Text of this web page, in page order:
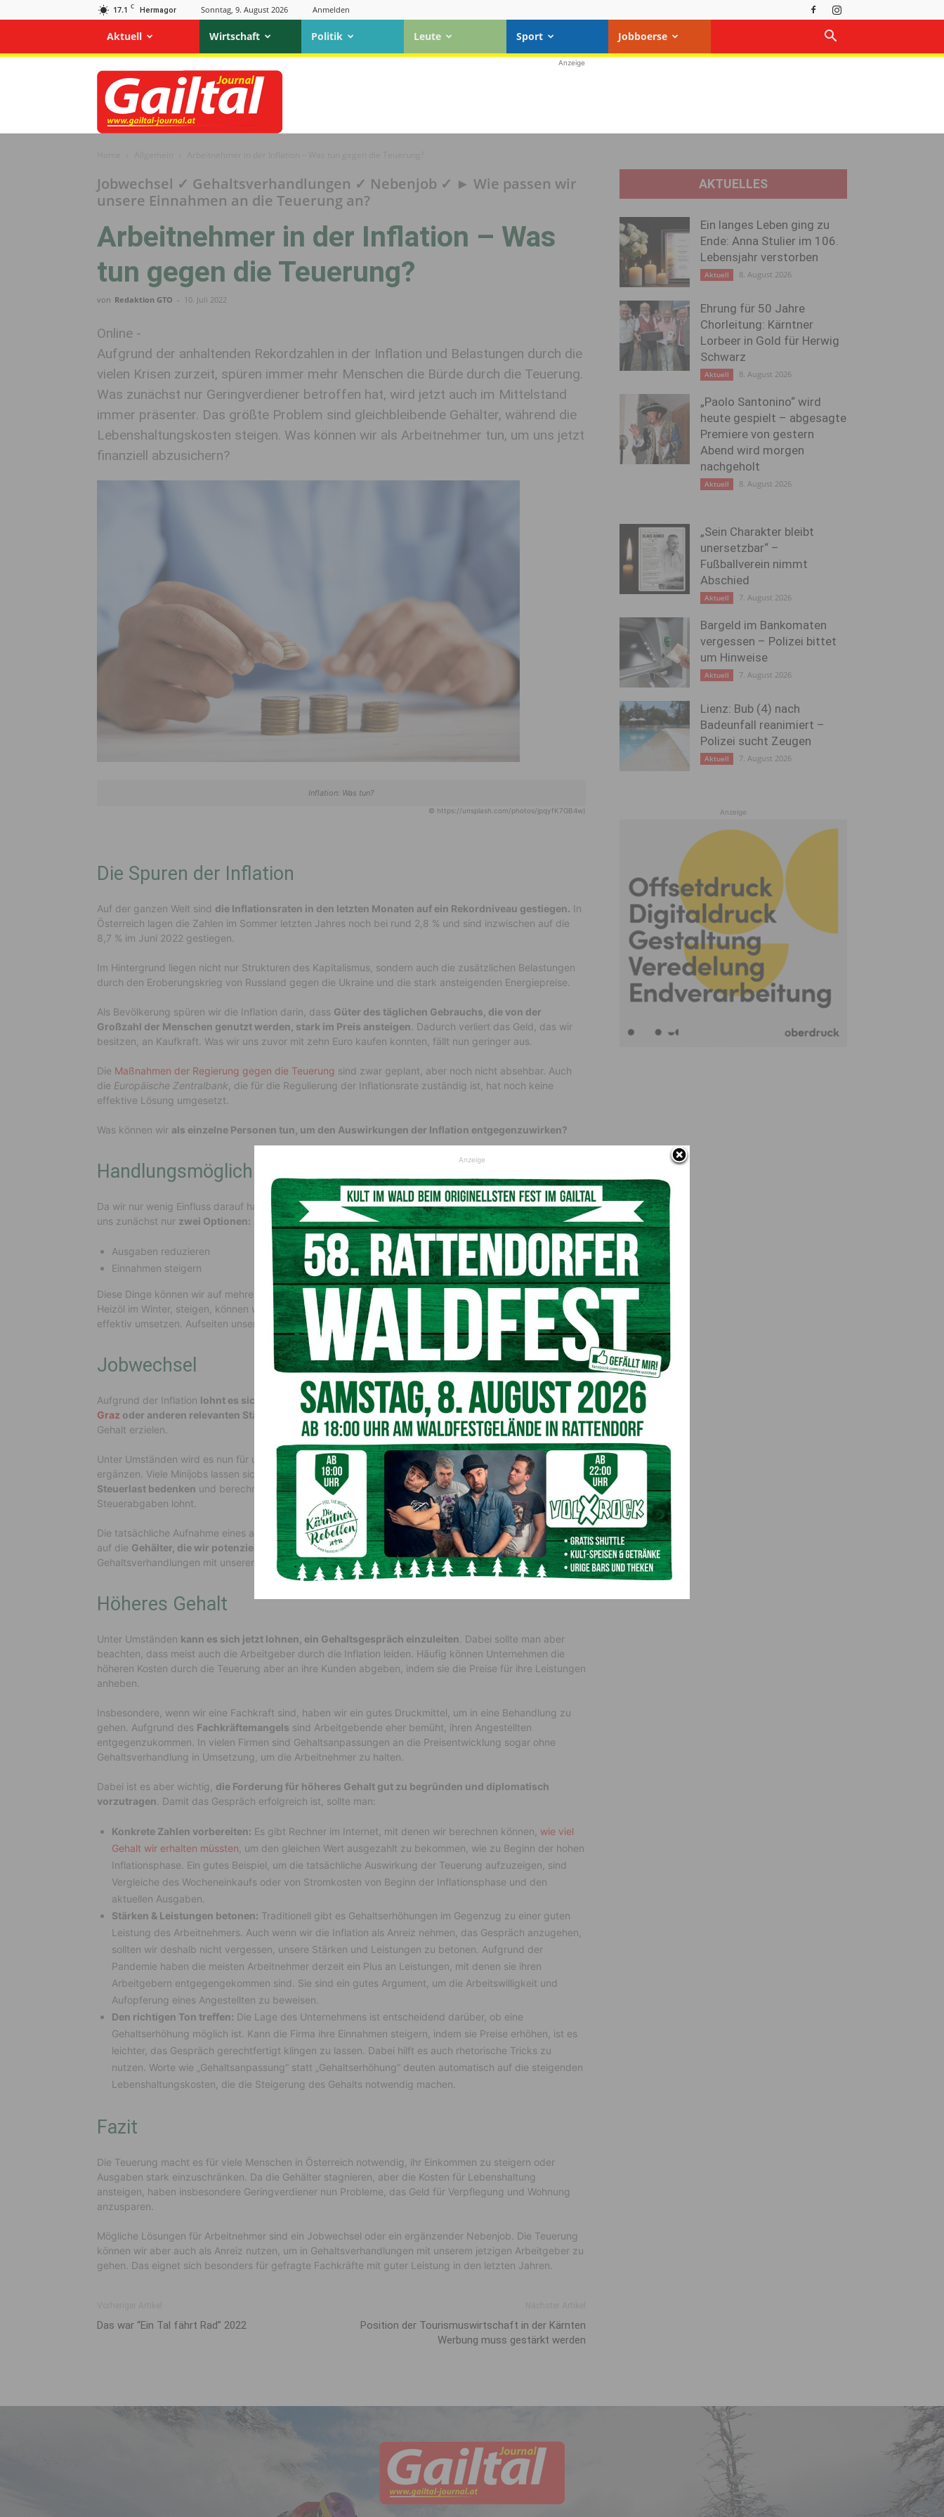
17.1 C Hermagor Sonntag, 9. August 2026 Anmelden
Aktuell Wirtschaft Politik Leute Sport Jobboerse
Gailtal
Journal
Anzeige
Jobwechsel ✓ Gehaltsverhandlungen ✓ Nebenjob ✓ ► Wie passen wir
unsere Einnahmen an die Teuerung an?
Arbeitnehmer in der Inflation – Was
tun gegen die Teuerung?
von Redaktion GTO - 10. Juli 2022
Online -
Aufgrund der anhaltenden Rekordzahlen in der Inflation und Belastungen durch die
vielen Krisen zurzeit, spüren immer mehr Menschen die Bürde durch die Teuerung.
Was zunächst nur Geringverdiener betroffen hat, wird jetzt auch im Mittelstand
immer präsenter. Das größte Problem sind gleichbleibende Gehälter, während die
Lebenshaltungskosten steigen. Was können wir als Arbeitnehmer tun, um uns jetzt
finanziell abzusichern?
Inflation: Was tun?
© https://unsplash.com/photos/jpqyfK7GB4w)
Die Spuren der Inflation
Auf der ganzen Welt sind die Inflationsraten in den letzten Monaten auf ein Rekordniveau gestiegen. In
Österreich lagen die Zahlen im Sommer letzten Jahres noch bei rund 2,8 % und sind inzwischen auf die
8,7 % im Juni 2022 gestiegen.
Im Hintergrund liegen nicht nur Strukturen des Kapitalismus, sondern auch die zusätzlichen Belastungen
durch den Eroberungskrieg von Russland gegen die Ukraine und die stark ansteigenden Energiepreise.
Als Bevölkerung spüren wir die Inflation darin, dass Güter des täglichen Gebrauchs, die von der
Großzahl der Menschen genutzt werden, stark im Preis ansteigen . Dadurch verliert das Geld, das wir
besitzen, an Kaufkraft. Was wir uns zuvor mit zehn Euro kaufen konnten, fällt nun geringer aus.
Die Maßnahmen der Regierung gegen die Teuerung sind zwar geplant, aber noch nicht absehbar. Auch
die Europäische Zentralbank , die für die Regulierung der Inflationsrate zuständig ist, hat noch keine
effektive Lösung umgesetzt.
Was können wir als einzelne Personen tun, um den Auswirkungen der Inflation entgegenzuwirken?
Handlungsmöglichkeiten für Arbeitnehmer
Da wir nur wenig Einfluss darauf haben, wie sich der Wert unserer Währung und Güter entwickelt, bleiben
uns zunächst nur zwei Optionen:
Ausgaben reduzieren
Einnahmen steigern
Diese Dinge können wir auf mehreren Wegen erreichen. Da die Kosten für notwendige Ausgaben,
wie
Heizöl im Winter, steigen, können wir die Einsparungen von Ausgaben nur bis zu einem bestimmten Grad
effektiv umsetzen. Aufseiten unserer Einnahmen haben wir eventuell bessere Karten.
Jobwechsel
Aufgrund der Inflation lohnt es sich derzeit nicht nur für Arbeitslose in Österreich, sich nach
Jobs in
Graz oder anderen relevanten Städten umzuschauen. Das Ziel ist eine Beschäftigung, in der wir mehr
Gehalt erzielen.
Unter Umständen wird es nun für uns notwendig, unsere Hauptbeschäftigung durch Nebenjobs zu
ergänzen. Viele Minijobs lassen sich heute bequem von zu Hause aus erledigen. Dabei sollte man aber
Steuerlast bedenken und berechnen, inwiefern sich das zusätzliche Einkommen anhand der
Steuerabgaben lohnt.
Die tatsächliche Aufnahme eines anderen Jobs ist dabei nicht unbedingt das Endziel. Mit einem Überblick
auf die Gehälter, die wir potenziell erzielen können, haben wir auch mehr Druckmaterial, um in
Gehaltsverhandlungen mit unserem derzeitigen Arbeitgeber zu gehen.
Höheres Gehalt
Unter Umständen kann es sich jetzt lohnen, ein Gehaltsgespräch einzuleiten . Dabei sollte man aber
beachten, dass meist auch die Arbeitgeber durch die Inflation leiden. Häufig können Unternehmen die
höheren Kosten durch die Teuerung aber an ihre Kunden abgeben, indem sie die Preise für ihre Leistungen
anheben.
Insbesondere, wenn wir eine Fachkraft sind, haben wir ein gutes Druckmittel, um in eine Behandlung zu
gehen. Aufgrund des Fachkräftemangels sind Arbeitgebende eher bemüht, ihren Angestellten
entgegenzukommen. In vielen Firmen sind Gehaltsanpassungen an die Preisentwicklung sogar ohne
Gehaltsverhandlung in Umsetzung, um die Arbeitnehmer zu halten.
Dabei ist es aber wichtig, die Forderung für höheres Gehalt gut zu begründen und diplomatisch
vorzutragen . Damit das Gespräch erfolgreich ist, sollte man:
Konkrete Zahlen vorbereiten: Es gibt Rechner im Internet, mit denen wir berechnen können, wie viel
Gehalt wir erhalten müssten , um den gleichen Wert ausgezahlt zu bekommen, wie zu Beginn der hohen
Inflationsphase. Ein gutes Beispiel, um die tatsächliche Auswirkung der Teuerung aufzuzeigen, sind
Vergleiche des Wocheneinkaufs oder von Stromkosten von Beginn der Inflationsphase und den
aktuellen Ausgaben.
Stärken & Leistungen betonen: Traditionell gibt es Gehaltserhöhungen im Gegenzug zu einer guten
Leistung des Arbeitnehmers. Auch wenn wir die Inflation als Anreiz nehmen, das Gespräch anzugehen,
sollten wir deshalb nicht vergessen, unsere Stärken und Leistungen zu betonen. Aufgrund der
Pandemie haben die meisten Arbeitnehmer derzeit ein Plus an Leistungen, mit denen sie ihren
Arbeitgebern entgegengekommen sind. Sie sind ein gutes Argument, um die Arbeitswilligkeit und
Aufopferung eines Angestellten zu beweisen.
Den richtigen Ton treffen: Die Lage des Unternehmens ist entscheidend darüber, ob eine
Gehaltserhöhung möglich ist. Kann die Firma ihre Einnahmen steigern, indem sie Preise erhöhen, ist es
leichter, das Gespräch gerechtfertigt klingen zu lassen. Dabei hilft es auch rhetorische Tricks zu
nutzen. Worte wie „Gehaltsanpassung“ statt „Gehaltserhöhung“ deuten automatisch auf die steigenden
Lebenshaltungskosten, die die Steigerung des Gehalts notwendig machen.
Fazit
Die Teuerung macht es für viele Menschen in Österreich notwendig, ihr Einkommen zu steigern oder
Ausgaben stark einzuschränken. Da die Gehälter stagnieren, aber die Kosten für Lebenshaltung
ansteigen, haben insbesondere Geringverdiener nun Probleme, das Geld für Verpflegung und Wohnung
anzusparen.
Mögliche Lösungen für Arbeitnehmer sind ein Jobwechsel oder ein ergänzender Nebenjob. Die Teuerung
können wir aber auch als Anreiz nutzen, um in Gehaltsverhandlungen mit unserem jetzigen Arbeitgeber zu
gehen. Das eignet sich besonders für gefragte Fachkräfte mit guter Leistung in den letzten Jahren.
Das war “Ein Tal fährt Rad” 2022
Position der Tourismuswirtschaft in der Kärnten
Werbung muss gestärkt werden
AKTUELLES
Ein langes Leben ging zu
Ende: Anna Stulier im 106.
Lebensjahr verstorben
Aktuell 8. August 2026
Ehrung für 50 Jahre
Chorleitung: Kärntner
Lorbeer in Gold für Herwig
Schwarz
Aktuell 8. August 2026
„Paolo Santonino“ wird
heute gespielt – abgesagte
Premiere von gestern
Abend wird morgen
nachgeholt
Aktuell 8. August 2026
„Sein Charakter bleibt
unersetzbar“ –
Fußballverein nimmt
Abschied
Aktuell 7. August 2026
Bargeld im Bankomaten
vergessen – Polizei bittet
um Hinweise
Aktuell 7. August 2026
Lienz: Bub (4) nach
Badeunfall reanimiert –
Polizei sucht Zeugen
Aktuell 7. August 2026
Anzeige
Anzeige